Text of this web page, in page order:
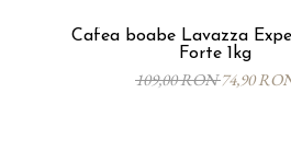
Cafea boabe Lavazza
Forte 1kg
109,00 RON74,90